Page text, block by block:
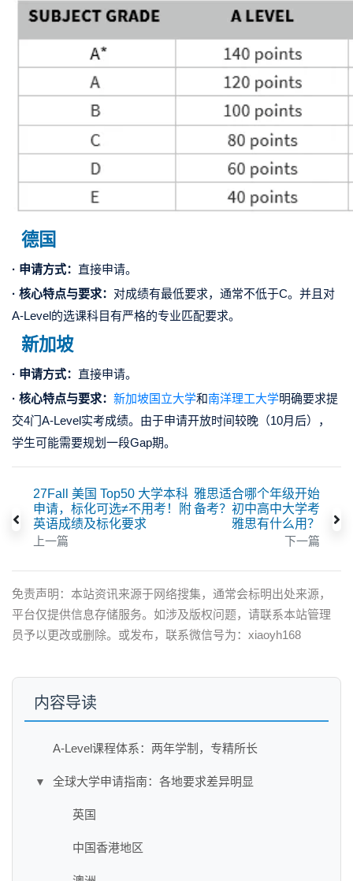
德国
· 申请方式： 直接申请。
· 核心特点与要求： 对成绩有最低要求，通常不低于C。并且对
A-Level的选课科目有严格的专业匹配要求。
新加坡
· 申请方式： 直接申请。
· 核心特点与要求： 新加坡国立大学和南洋理工大学明确要求提
交4门A-Level实考成绩。由于申请开放时间较晚（10月后），
学生可能需要规划一段Gap期。
27Fall 美国 Top50 大学本科
申请，标化可选≠不用考！附
英语成绩及标化要求
上一篇
雅思适合哪个年级开始
备考？初中高中大学考
雅思有什么用？
下一篇
免责声明：本站资讯来源于网络搜集，通常会标明出处来源，
平台仅提供信息存储服务。如涉及版权问题，请联系本站管理
员予以更改或删除。或发布，联系微信号为：xiaoyh168
内容导读
A-Level课程体系：两年学制，专精所长
▼ 全球大学申请指南：各地要求差异明显
英国
中国香港地区